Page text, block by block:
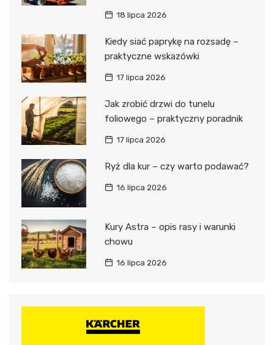
18 lipca 2026
Kiedy siać paprykę na rozsadę –
praktyczne wskazówki
17 lipca 2026
Jak zrobić drzwi do tunelu
foliowego – praktyczny poradnik
17 lipca 2026
Ryż dla kur – czy warto podawać?
16 lipca 2026
Kury Astra – opis rasy i warunki
chowu
16 lipca 2026